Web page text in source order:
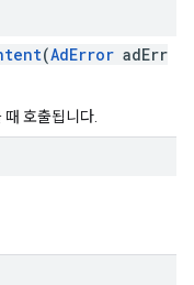
(AdError adErr
호출됩니다.